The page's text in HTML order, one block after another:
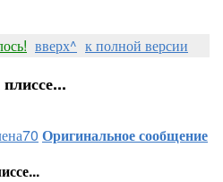
вверх^ к полной версии
Оригинальное сообщение